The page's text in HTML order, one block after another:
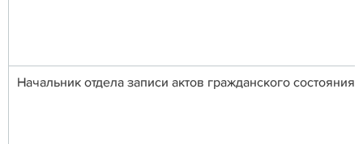
Начальник отдела записи актов гражданского состояния